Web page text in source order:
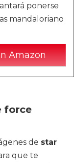
ponerse
mandaloriano
Amazon
force
de star
que te